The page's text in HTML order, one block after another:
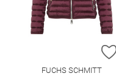
FUCHS SCHMITT